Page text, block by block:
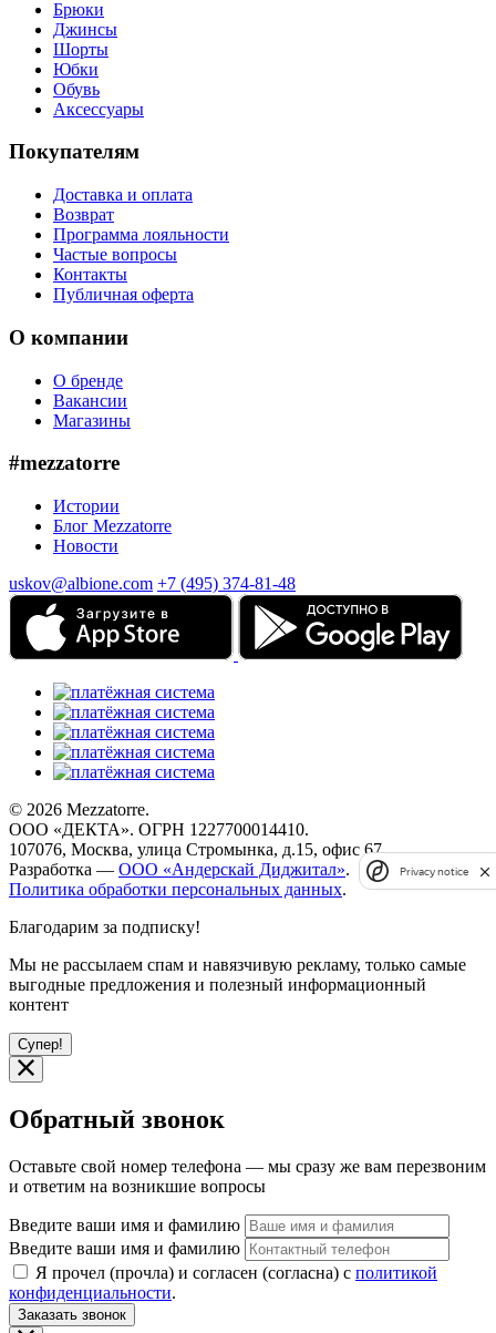
Брюки
Джинсы
Шорты
Юбки
Обувь
Аксессуары
Покупателям
Доставка и оплата
Возврат
Программа лояльности
Частые вопросы
Контакты
Публичная оферта
О компании
О бренде
Вакансии
Магазины
#mezzatorre
Истории
Блог Mezzatorre
Новости
uskov@albione.com +7 (495) 374-81-48
© 2026 Mezzatorre.
ООО «ДЕКТА». ОГРН 1227700014410.
107076, Москва, улица Стромынка, д.15, офис 67.
Разработка — ООО «Андерскай Диджитал».
Политика обработки персональных данных.
Благодарим за подписку!
Мы не рассылаем спам и навязчивую рекламу, только самые
выгодные предложения и полезный информационный
контент
Супер!
Обратный звонок
Оставьте свой номер телефона — мы сразу же вам перезвоним
и ответим на возникшие вопросы
Введите ваши имя и фамилию
Введите ваши имя и фамилию
Я прочел (прочла) и согласен (согласна) с политикой
конфиденциальности.
Заказать звонок
Privacy notice